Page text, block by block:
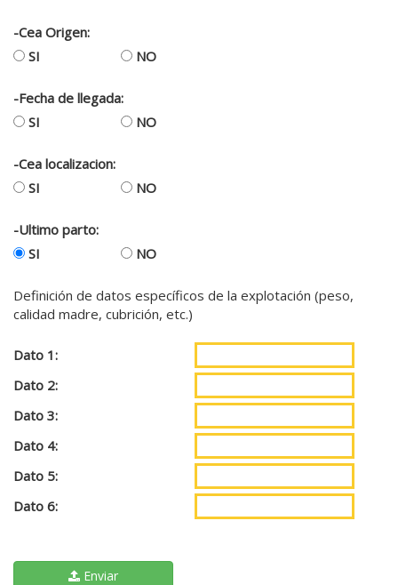
-Cea Origen:
SI
NO
-Fecha de llegada:
SI
NO
-Cea localizacion:
SI
NO
-Ultimo parto:
SI
NO
Definición de datos específicos de la explotación (peso,
calidad madre, cubrición, etc.)
Dato 1:
Dato 2:
Dato 3:
Dato 4:
Dato 5:
Dato 6:
Enviar